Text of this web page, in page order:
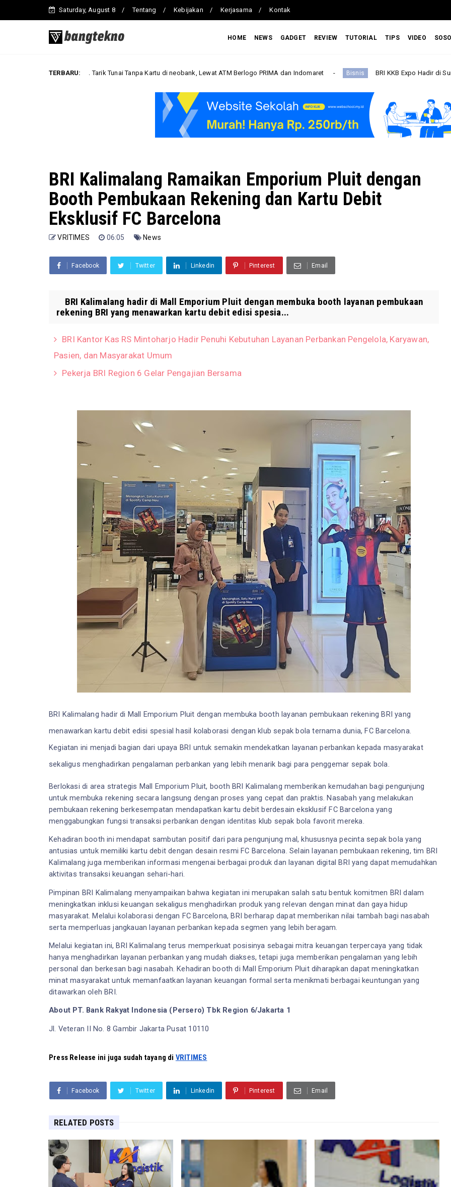
Saturday, August 8 Tentang Kebijakan Kerjasama Kontak
HOME NEWS GADGET REVIEW TUTORIAL TIPS VIDEO
TERBARU:
Cara Tarik Tunai Tanpa Kartu di neobank, Lewat ATM Berlogo PRIMA dan Indomaret Bisnis BRI KKB Expo Hadir di Sumatera Utara,
BRI Kalimalang Ramaikan Emporium Pluit dengan
Booth Pembukaan Rekening dan Kartu Debit
Eksklusif FC Barcelona
VRITIMES 06:05 News
Facebook Twitter Linkedin Pinterest Email
BRI Kalimalang hadir di Mall Emporium Pluit dengan membuka booth layanan pembukaan
rekening BRI yang menawarkan kartu debit edisi spesia...
BRI Kantor Kas RS Mintoharjo Hadir Penuhi Kebutuhan Layanan Perbankan Pengelola, Karyawan,
Pasien, dan Masyarakat Umum
Pekerja BRI Region 6 Gelar Pengajian Bersama
BRI Kalimalang hadir di Mall Emporium Pluit dengan membuka booth layanan pembukaan rekening BRI yang
menawarkan kartu debit edisi spesial hasil kolaborasi dengan klub sepak bola ternama dunia, FC Barcelona.
Kegiatan ini menjadi bagian dari upaya BRI untuk semakin mendekatkan layanan perbankan kepada masyarakat
sekaligus menghadirkan pengalaman perbankan yang lebih menarik bagi para penggemar sepak bola.
Berlokasi di area strategis Mall Emporium Pluit, booth BRI Kalimalang memberikan kemudahan bagi pengunjung
untuk membuka rekening secara langsung dengan proses yang cepat dan praktis. Nasabah yang melakukan
pembukaan rekening berkesempatan mendapatkan kartu debit berdesain eksklusif FC Barcelona yang
menggabungkan fungsi transaksi perbankan dengan identitas klub sepak bola favorit mereka.
Kehadiran booth ini mendapat sambutan positif dari para pengunjung mal, khususnya pecinta sepak bola yang
antusias untuk memiliki kartu debit dengan desain resmi FC Barcelona. Selain layanan pembukaan rekening, tim BRI
Kalimalang juga memberikan informasi mengenai berbagai produk dan layanan digital BRI yang dapat memudahkan
aktivitas transaksi keuangan sehari-hari.
Pimpinan BRI Kalimalang menyampaikan bahwa kegiatan ini merupakan salah satu bentuk komitmen BRI dalam
meningkatkan inklusi keuangan sekaligus menghadirkan produk yang relevan dengan minat dan gaya hidup
masyarakat. Melalui kolaborasi dengan FC Barcelona, BRI berharap dapat memberikan nilai tambah bagi nasabah
serta memperluas jangkauan layanan perbankan kepada segmen yang lebih beragam.
Melalui kegiatan ini, BRI Kalimalang terus memperkuat posisinya sebagai mitra keuangan terpercaya yang tidak
hanya menghadirkan layanan perbankan yang mudah diakses, tetapi juga memberikan pengalaman yang lebih
personal dan berkesan bagi nasabah. Kehadiran booth di Mall Emporium Pluit diharapkan dapat meningkatkan
minat masyarakat untuk memanfaatkan layanan keuangan formal serta menikmati berbagai keuntungan yang
ditawarkan oleh BRI.
About PT. Bank Rakyat Indonesia (Persero) Tbk Region 6/Jakarta 1
Jl. Veteran II No. 8 Gambir Jakarta Pusat 10110
Press Release ini juga sudah tayang di VRITIMES
Facebook Twitter Linkedin Pinterest Email
RELATED POSTS